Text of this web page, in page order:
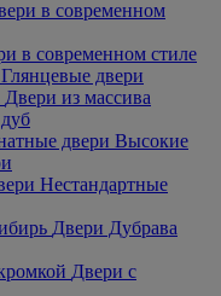
в современном стиле
Глянцевые двери
Двери из массива
Высокие
Нестандартные
Двери Дубрава
Двери с